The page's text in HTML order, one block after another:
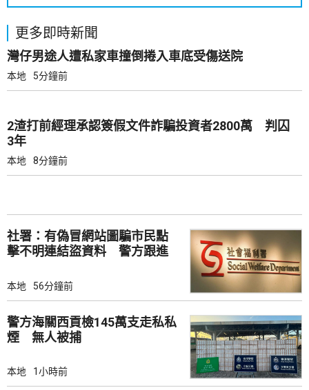
更多即時新聞
灣仔男途人遭私家車撞倒捲入車底受傷送院
本地 5分鐘前
2渣打前經理承認簽假文件詐騙投資者2800萬 判囚
3年
本地 8分鐘前
社署：有偽冒網站圖騙市民點
擊不明連結盜資料 警方跟進
本地 56分鐘前
警方海關西貢檢145萬支走私私
煙 無人被捕
本地 1小時前